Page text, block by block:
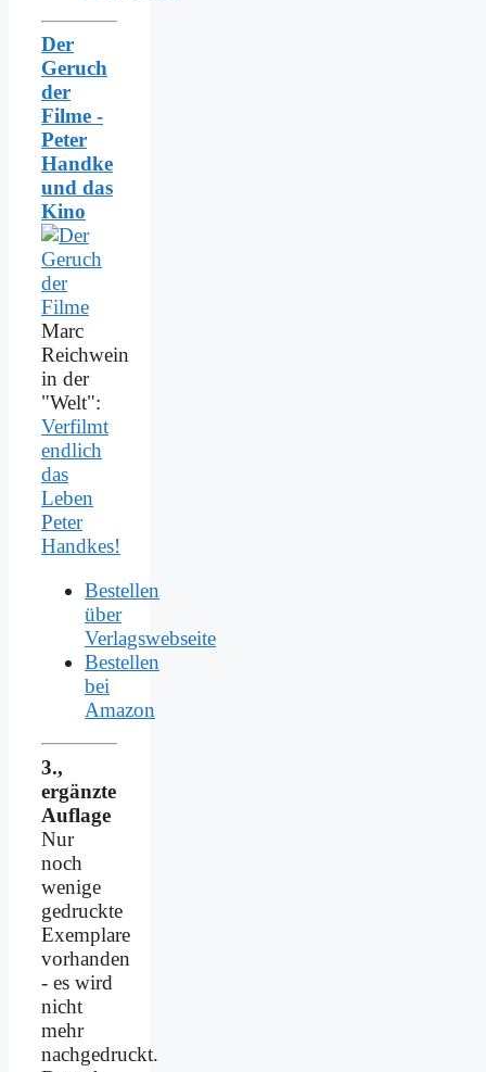
Der
Geruch
der
Filme -
Peter
Handke
und das
Kino
Marc
Reichwein
in der
"Welt":
Verfilmt
endlich
das
Leben
Peter
Handkes!
Bestellen
über
Verlagswebseite
Bestellen
bei
Amazon
3.,
ergänzte
Auflage
Nur
noch
wenige
gedruckte
Exemplare
vorhanden
- es wird
nicht
mehr
nachgedruckt.